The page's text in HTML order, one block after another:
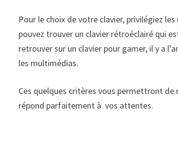
Pour le choix de votre clavier, privilégiez
pouvez trouver un clavier rétroéclairé qui
retrouver sur un clavier pour gamer, il y a
les multimédias.
Ces quelques critères vous permettront de
répond parfaitement à vos attentes.